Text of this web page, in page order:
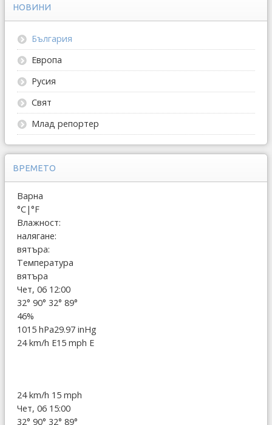
НОВИНИ
България
Европа
Русия
Свят
Млад репортер
ВРЕМЕТО
Варна
°C|°F
Влажност:
налягане:
вятъра:
Температура
вятъра
Чет, 06 12:00
32° 90° 32° 89°
46%
1015 hPa29.97 inHg
24 km/h E15 mph E
24 km/h 15 mph
Чет, 06 15:00
32° 90° 32° 89°